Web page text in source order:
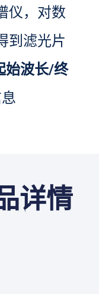
仪，对数
到滤光片
始波长/终
详情